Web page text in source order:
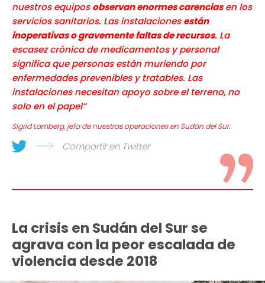
nuestros equiposobservan enormes carenciasen los
servicios sanitarios. Las instalacionesestán
inoperativas o gravemente faltas de recursos. La
escasez crónica de medicamentos y personal
significa que personas están muriendo por
enfermedades prevenibles y tratables. Las
instalaciones necesitan apoyo sobre el terreno, no
solo en el papel”
Sigrid Lamberg, jefa de nuestras operaciones en Sudán del Sur.
Compartir en Twitter
La crisis en Sudán del Sur se
agrava con la peor escalada de
violencia desde 2018